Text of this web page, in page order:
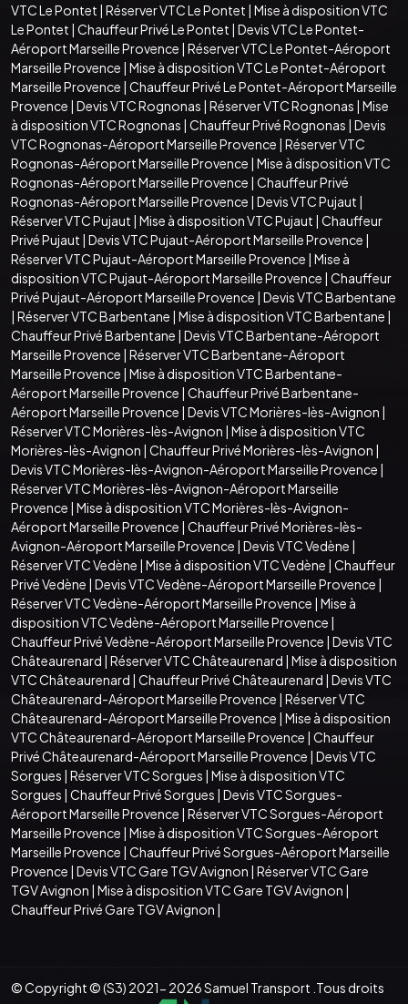
VTC Le Pontet | Réserver VTC Le Pontet | Mise à disposition VTC
Le Pontet | Chauffeur Privé Le Pontet | Devis VTC Le Pontet-
Aéroport Marseille Provence | Réserver VTC Le Pontet-Aéroport
Marseille Provence | Mise à disposition VTC Le Pontet-Aéroport
Marseille Provence | Chauffeur Privé Le Pontet-Aéroport Marseille
Provence | Devis VTC Rognonas | Réserver VTC Rognonas | Mise
à disposition VTC Rognonas | Chauffeur Privé Rognonas | Devis
VTC Rognonas-Aéroport Marseille Provence | Réserver VTC
Rognonas-Aéroport Marseille Provence | Mise à disposition VTC
Rognonas-Aéroport Marseille Provence | Chauffeur Privé
Rognonas-Aéroport Marseille Provence | Devis VTC Pujaut |
Réserver VTC Pujaut | Mise à disposition VTC Pujaut | Chauffeur
Privé Pujaut | Devis VTC Pujaut-Aéroport Marseille Provence |
Réserver VTC Pujaut-Aéroport Marseille Provence | Mise à
disposition VTC Pujaut-Aéroport Marseille Provence | Chauffeur
Privé Pujaut-Aéroport Marseille Provence | Devis VTC Barbentane
| Réserver VTC Barbentane | Mise à disposition VTC Barbentane |
Chauffeur Privé Barbentane | Devis VTC Barbentane-Aéroport
Marseille Provence | Réserver VTC Barbentane-Aéroport
Marseille Provence | Mise à disposition VTC Barbentane-
Aéroport Marseille Provence | Chauffeur Privé Barbentane-
Aéroport Marseille Provence | Devis VTC Morières-lès-Avignon |
Réserver VTC Morières-lès-Avignon | Mise à disposition VTC
Morières-lès-Avignon | Chauffeur Privé Morières-lès-Avignon |
Devis VTC Morières-lès-Avignon-Aéroport Marseille Provence |
Réserver VTC Morières-lès-Avignon-Aéroport Marseille
Provence | Mise à disposition VTC Morières-lès-Avignon-
Aéroport Marseille Provence | Chauffeur Privé Morières-lès-
Avignon-Aéroport Marseille Provence | Devis VTC Vedène |
Réserver VTC Vedène | Mise à disposition VTC Vedène | Chauffeur
Privé Vedène | Devis VTC Vedène-Aéroport Marseille Provence |
Réserver VTC Vedène-Aéroport Marseille Provence | Mise à
disposition VTC Vedène-Aéroport Marseille Provence |
Chauffeur Privé Vedène-Aéroport Marseille Provence | Devis VTC
Châteaurenard | Réserver VTC Châteaurenard | Mise à disposition
VTC Châteaurenard | Chauffeur Privé Châteaurenard | Devis VTC
Châteaurenard-Aéroport Marseille Provence | Réserver VTC
Châteaurenard-Aéroport Marseille Provence | Mise à disposition
VTC Châteaurenard-Aéroport Marseille Provence | Chauffeur
Privé Châteaurenard-Aéroport Marseille Provence | Devis VTC
Sorgues | Réserver VTC Sorgues | Mise à disposition VTC
Sorgues | Chauffeur Privé Sorgues | Devis VTC Sorgues-
Aéroport Marseille Provence | Réserver VTC Sorgues-Aéroport
Marseille Provence | Mise à disposition VTC Sorgues-Aéroport
Marseille Provence | Chauffeur Privé Sorgues-Aéroport Marseille
Provence | Devis VTC Gare TGV Avignon | Réserver VTC Gare
TGV Avignon | Mise à disposition VTC Gare TGV Avignon |
Chauffeur Privé Gare TGV Avignon |
© Copyright © (S3) 2021- 2026 Samuel Transport .Tous droits